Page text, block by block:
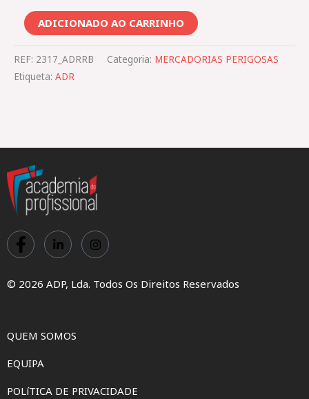
ADICIONADO AO CARRINHO
REF: 2317_ADRRB Categoria: MERCADORIAS PERIGOSAS​
Etiqueta: ADR
© 2026 ADP, Lda. Todos Os Direitos Reservados
QUEM SOMOS
EQUIPA
POLíTICA DE PRIVACIDADE